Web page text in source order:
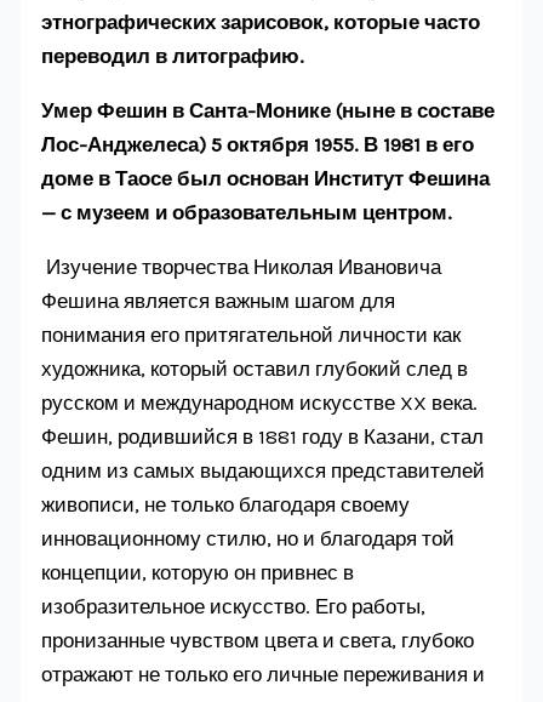
этнографических зарисовок, которые часто
переводил в литографию.
Умер Фешин в Санта-Монике (ныне в составе
Лос-Анджелеса) 5 октября 1955. В 1981 в его
доме в Таосе был основан Институт Фешина
— с музеем и образовательным центром.
Изучение творчества Николая Ивановича
Фешина является важным шагом для
понимания его притягательной личности как
художника, который оставил глубокий след в
русском и международном искусстве XX века.
Фешин, родившийся в 1881 году в Казани, стал
одним из самых выдающихся представителей
живописи, не только благодаря своему
инновационному стилю, но и благодаря той
концепции, которую он привнес в
изобразительное искусство. Его работы,
пронизанные чувством цвета и света, глубоко
отражают не только его личные переживания и